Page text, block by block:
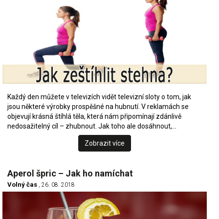
Každý den můžete v televizích vidět televizní sloty o tom, jak
jsou některé výrobky prospěšné na hubnutí. V reklamách se
objevují krásná štíhlá těla, která nám připomínají zdánlivě
nedosažitelný cíl – zhubnout. Jak toho ale dosáhnout,…
Zobrazit více
Aperol špric – Jak ho namíchat
Volný čas , 26. 08. 2018